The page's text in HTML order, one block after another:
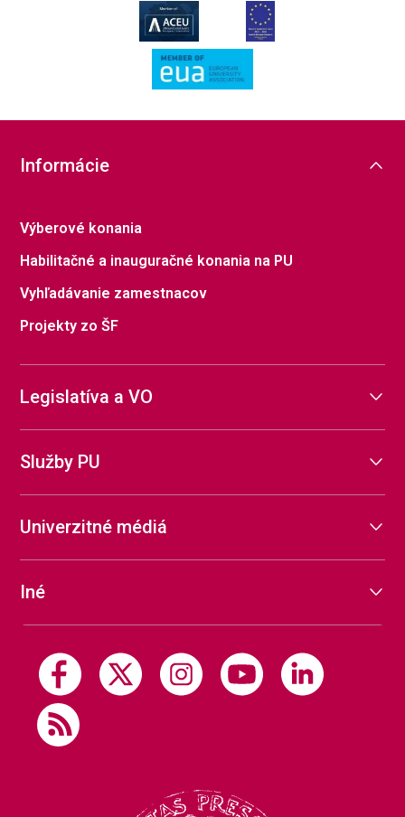
Informácie
Výberové konania
Habilitačné a inauguračné konania na PU
Vyhľadávanie zamestnacov
Projekty zo ŠF
Legislatíva a VO
Služby PU
Univerzitné médiá
Iné